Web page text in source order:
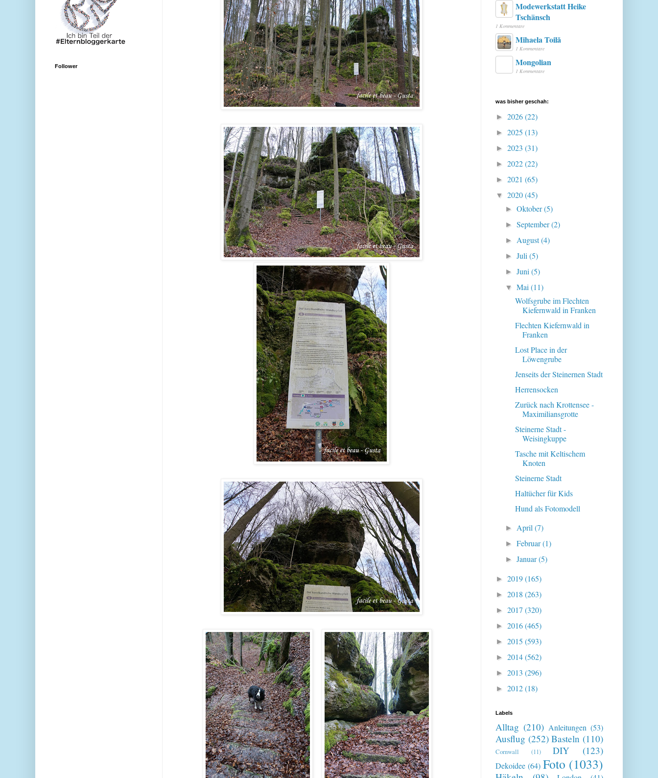
Follower
Modewerkstatt Heike
Tschänsch
1 Kommentare
Mihaela Toilă
1 Kommentare
Mongolian
1 Kommentare
was bisher geschah:
► 2026(22)
► 2025 (13)
► 2023 (31)
► 2022(22)
► 2021 (65)
▼ 2020(45)
►Oktober(5)
►September(2)
► August(4)
►Juli(5)
►Juni(5)
▼Mai(11)
Wolfsgrube im Flechten
Kiefernwald in Franken
Flechten Kiefernwald in
Franken
Lost Place in der
Löwengrube
Jenseits der Steinernen Stadt
Herrensocken
Zurück nach Krottensee -
Maximiliansgrotte
Steinerne Stadt -
Weisingkuppe
Tasche mit Keltischem
Knoten
Steinerne Stadt
Haltücher für Kids
Hund als Fotomodell
► April(7)
►Februar(1)
►Januar(5)
► 2019(165)
► 2018 (263)
► 2017 (320)
► 2016(465)
► 2015 (593)
► 2014(562)
► 2013 (296)
► 2012(18)
Labels
Alltag (210) Anleitungen (53)
Ausflug (252) Basteln (110)
Cornwall (11) DIY (123)
Dekoidee (64) Foto (1033)